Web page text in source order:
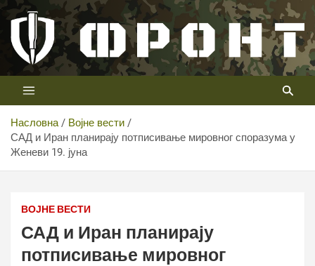
Скип
цонтент
Телевизија ФРОНТ
Први војни канал у Србији
Насловна
Војне вести
САД и Иран планирају потписивање мировног споразума у
Женеви 19. јуна
ВОЈНЕ ВЕСТИ
САД и Иран планирају
потписивање мировног